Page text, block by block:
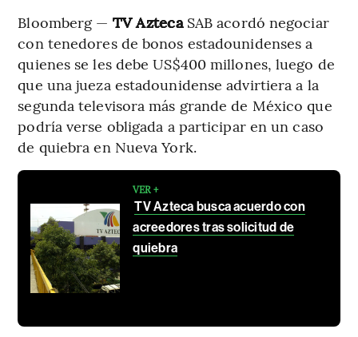
Bloomberg — TV AztecaSAB acordó negociar
con tenedores de bonos estadounidenses a
quienes se les debe US$400 millones, luego de
que una jueza estadounidense advirtiera a la
segunda televisora más grande de México que
podría verse obligada a participar en un caso
de quiebra en Nueva York.
VER +
TV Azteca busca acuerdo con
acreedores tras solicitud de
quiebra